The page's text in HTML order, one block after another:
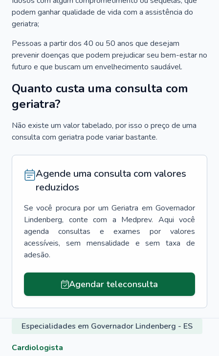
podem ganhar qualidade de vida com a assistência do
geriatra;
Pessoas a partir dos 40 ou 50 anos que desejam
prevenir doenças que podem prejudicar seu bem-estar no
futuro e que buscam um envelhecimento saudável.
Quanto custa uma consulta com
geriatra?
Não existe um valor tabelado, por isso o preço de uma
consulta com geriatra pode variar bastante.
Agende uma consulta com valores
reduzidos
Se você procura por um Geriatra em Governador
Lindenberg, conte com a Medprev. Aqui você
agenda consultas e exames por valores
acessíveis, sem mensalidade e sem taxa de
adesão.
Agendar teleconsulta
Especialidades em Governador Lindenberg - ES
Cardiologista